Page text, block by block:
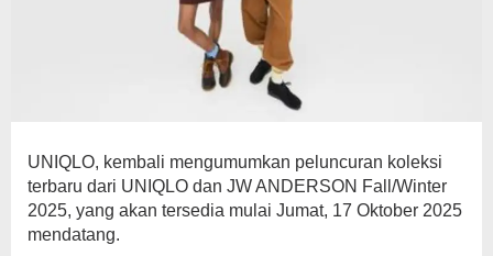
UNIQLO, kembali mengumumkan peluncuran koleksi
terbaru dari UNIQLO dan JW ANDERSON Fall/Winter
2025, yang akan tersedia mulai Jumat, 17 Oktober 2025
mendatang.